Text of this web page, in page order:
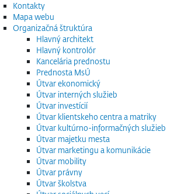
Kontakty
Mapa webu
Organizačná štruktúra
Hlavný architekt
Hlavný kontrolór
Kancelária prednostu
Prednosta MsÚ
Útvar ekonomický
Útvar interných služieb
Útvar investícií
Útvar klientskeho centra a matriky
Útvar kultúrno-informačných služieb
Útvar majetku mesta
Útvar marketingu a komunikácie
Útvar mobility
Útvar právny
Útvar školstva